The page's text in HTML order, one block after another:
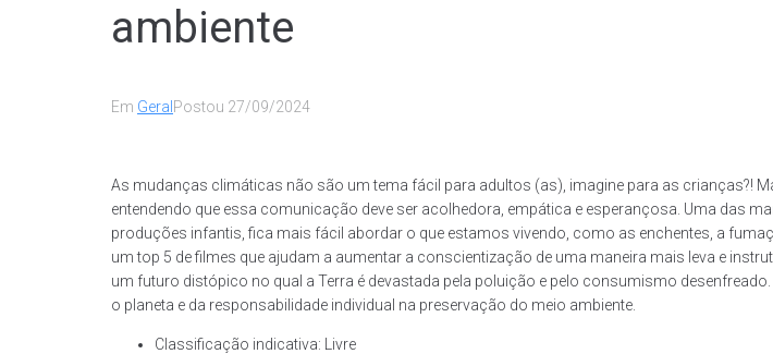
ambiente
Em Geral Postou 27/09/2024
As mudanças climáticas não são um tema fácil para adultos (as), imagine para as crianças?!
entendendo que essa comunicação deve ser acolhedora, empática e esperançosa. Uma das
produções infantis, fica mais fácil abordar o que estamos vivendo, como as enchentes, a
um top 5 de filmes que ajudam a aumentar a conscientização de uma maneira mais leva e
um futuro distópico no qual a Terra é devastada pela poluição e pelo consumismo
o planeta e da responsabilidade individual na preservação do meio ambiente.
Classificação indicativa: Livre